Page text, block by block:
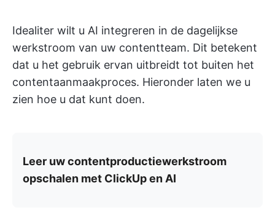
Idealiter wilt u AI integreren in de dagelijkse
werkstroom van uw contentteam. Dit betekent
dat u het gebruik ervan uitbreidt tot buiten het
contentaanmaakproces. Hieronder laten we u
zien hoe u dat kunt doen.
Leer uw contentproductiewerkstroom
opschalen met ClickUp en AI